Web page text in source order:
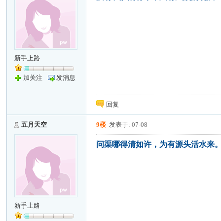
新手上路
加关注 发消息
回复
五月天空
新手上路
9楼 发表于: 07-08
问渠哪得清如许，为有源头活水来